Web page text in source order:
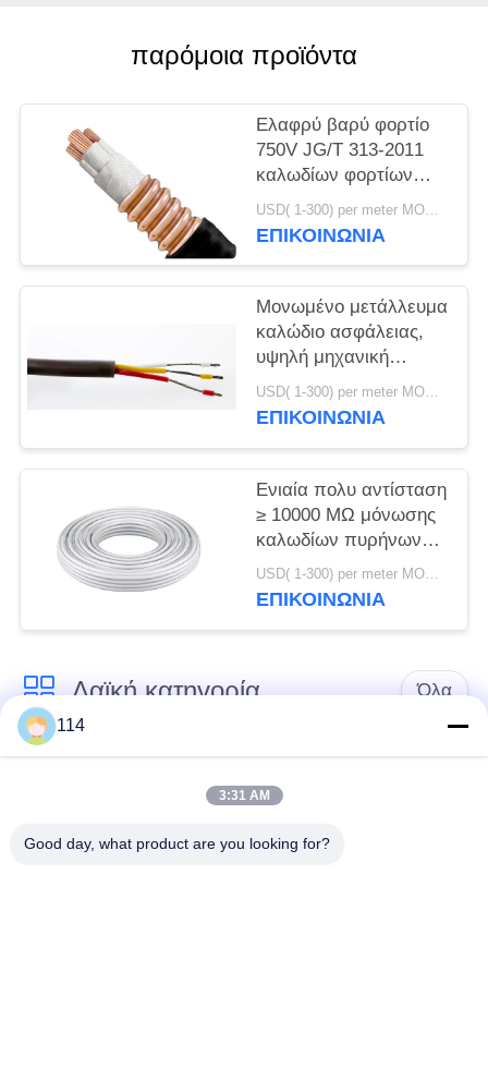
ΠΟΛΙΤΙΚΉ
ΑΠΟΡΡΉΤΟΥ
παρόμοια προϊόντα
Ελαφρύ βαρύ φορτίο
750V JG/T 313-2011
καλωδίων φορτίων
500V υψηλής
θερμοκρασίας
USD( 1-300) per meter MOQ:1000M
ΕΠΙΚΟΙΝΩΝΙΑ
Μονωμένο μετάλλευμα
καλώδιο ασφάλειας,
υψηλή μηχανική
δύναμη καλωδίων
απόδειξης πυρκαγιάς
USD( 1-300) per meter MOQ:1000M
ΕΠΙΚΟΙΝΩΝΙΑ
Ενιαία πολυ αντίσταση
≥ 10000 MΩ μόνωσης
καλωδίων πυρήνων
υψηλής θερμοκρασίαςUSD( 1-300) per meter MOQ:1000M
ΕΠΙΚΟΙΝΩΝΙΑ
Λαϊκή κατηγορία Όλα
Xlpe με μόνωση
Μόνωση από PVC
καλωδίου
μεταλλικά μονωμένα
θωρακισμένο
114
3:31 AM
Good day, what product are you looking for?